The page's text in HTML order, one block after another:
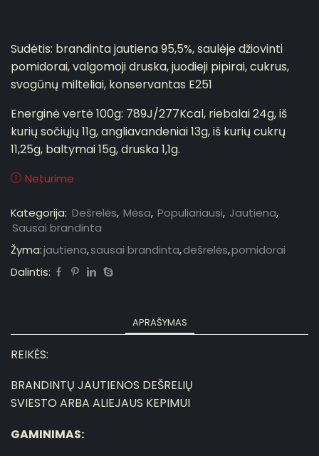
Sudėtis: brandinta jautiena 95,5%, saulėje džiovinti
pomidorai, valgomoji druska, juodieji pipirai, cukrus,
svogūnų milteliai, konservantas E251
Energinė vertė 100g: 789J/277Kcal, riebalai 24g, iš
kurių sočiųjų 11g, angliavandeniai 13g, iš kurių cukrų
11,25g, baltymai 15g, druska 1,1g.
Neturime
Kategorija: Dešrelės, Mėsa, Populiariausi, Jautiena,
Sausai brandinta
Žyma:jautiena,sausai brandinta,dešrelės,pomidorai
Dalintis:
APRAŠYMAS
REIKĖS:
BRANDINTŲ JAUTIENOS DEŠRELIŲ
SVIESTO ARBA ALIEJAUS KEPIMUI
GAMINIMAS: